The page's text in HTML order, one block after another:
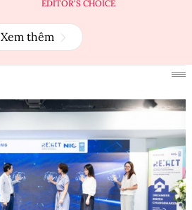
EDITOR'S CHOICE
Xem thêm